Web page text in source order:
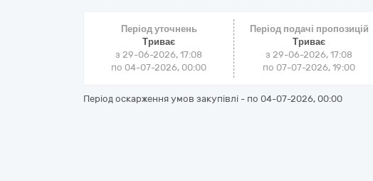
Період уточнень
Триває
з 29-06-2026, 17:08
по 04-07-2026, 00:00
Період подачі пропозицій
Триває
з 29-06-2026, 17:08
по 07-07-2026, 19:00
Період оскарження умов закупівлі - по 04-07-2026, 00:00